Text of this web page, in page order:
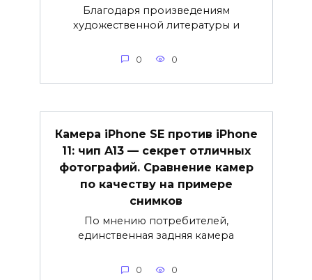
Благодаря произведениям
художественной литературы и
0 0
Камера iPhone SE против iPhone
11: чип A13 — секрет отличных
фотографий. Сравнение камер
по качеству на примере
снимков
По мнению потребителей,
единственная задняя камера
0 0